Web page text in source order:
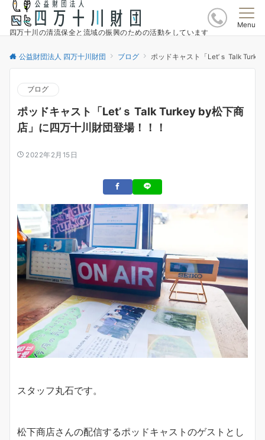
四万十川の清流保全と流域の振興のための活動をしています
Menu
公益財団法人 四万十川財団 ブログ ポッドキャスト「Let’ｓ Talk
ブログ
ポッドキャスト「Let’ｓ Talk Turkey by松下商
店」に四万十川財団登場！！！
2022年2月15日
スタッフ丸石です。
松下商店さんの配信するポッドキャストのゲストとし